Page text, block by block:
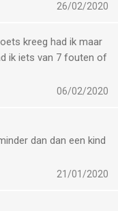
26/02/2020
kreeg had ik maar
ik iets van 7 fouten of
06/02/2020
dan dan een kind
21/01/2020